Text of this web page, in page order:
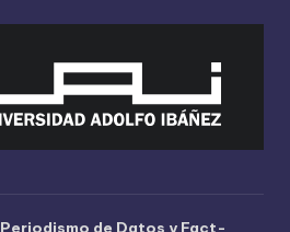
Periodismo de Datos y Fact-